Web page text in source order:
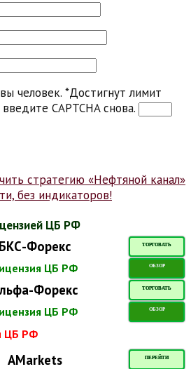
человек. *Достигнут лимит
CAPTCHA снова.
ЦБ РФ
БКС-Форекс ТОРГОВАТЬ
ЦБ РФ ОБЗОР
Форекс ТОРГОВАТЬ
ЦБ РФ ОБЗОР
ЦБ РФ
AMarkets ПЕРЕЙТИ